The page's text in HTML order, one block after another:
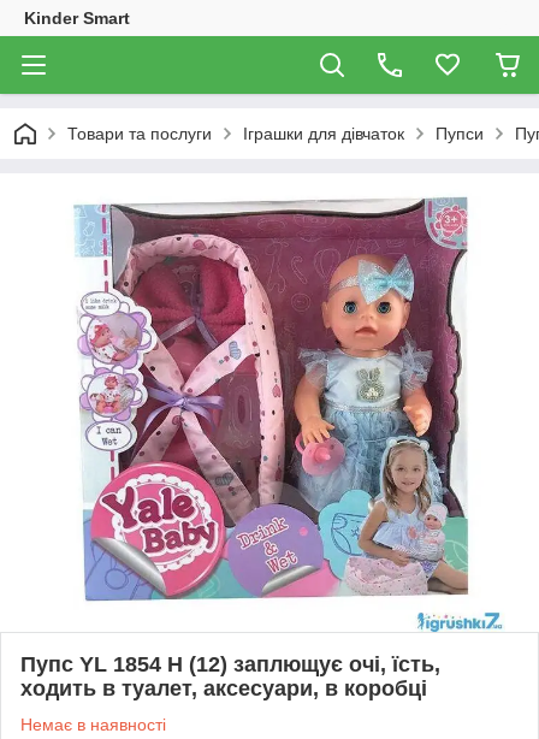
Kinder Smart
Товари та послуги Іграшки для дівчаток Пупси
Пупс YL 1854 H (12) заплющує очі, їсть,
ходить в туалет, аксесуари, в коробці
Немає в наявності